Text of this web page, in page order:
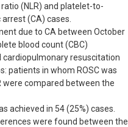
(NLR) and platelet-to-
(CA) cases.
due to CA between October
blood count (CBC)
cardiopulmonary resuscitation
patients in whom ROSC was
were compared between the
achieved in 54 (25%) cases.
were found between the